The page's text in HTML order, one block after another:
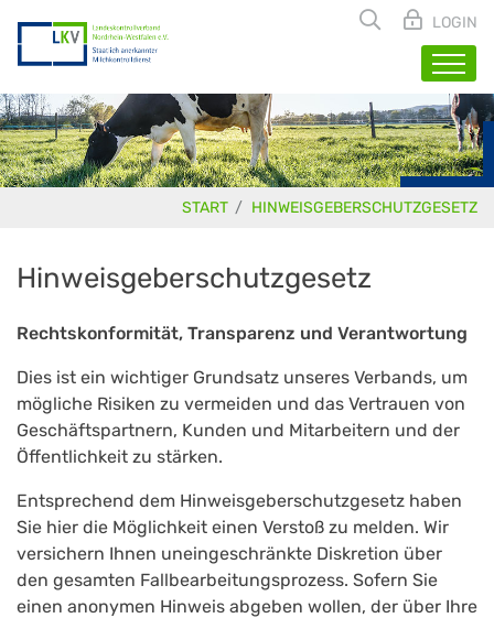
LOGIN
START HINWEISGEBERSCHUTZGESETZ
Hinweisgeberschutzgesetz
Rechtskonformität, Transparenz und Verantwortung
Dies ist ein wichtiger Grundsatz unseres Verbands, um
mögliche Risiken zu vermeiden und das Vertrauen von
Geschäftspartnern, Kunden und Mitarbeitern und der
Öffentlichkeit zu stärken.
Entsprechend dem Hinweisgeberschutzgesetz haben
Sie hier die Möglichkeit einen Verstoß zu melden. Wir
versichern Ihnen uneingeschränkte Diskretion über
den gesamten Fallbearbeitungsprozess. Sofern Sie
einen anonymen Hinweis abgeben wollen, der über Ihre